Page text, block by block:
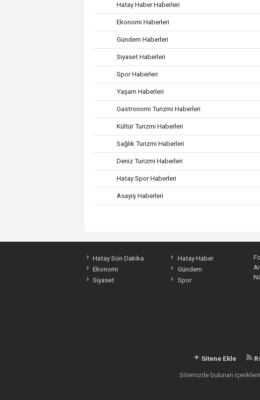
Hatay Haber Haberleri
Ekonomi Haberleri
Gündem Haberleri
Siyaset Haberleri
Spor Haberleri
Yaşam Haberleri
Gastronomi Turizmi Haberleri
Kültür Turizmi Haberleri
Sağlık Turizmi Haberleri
Deniz Turizmi Haberleri
Hatay Spor Haberleri
Asayiş Haberleri
Hatay Son Dakika
Hatay Haber
Ekonomi
Gündem
Siyaset
Spor
Sitene Ekle
Sitemizde bulunan